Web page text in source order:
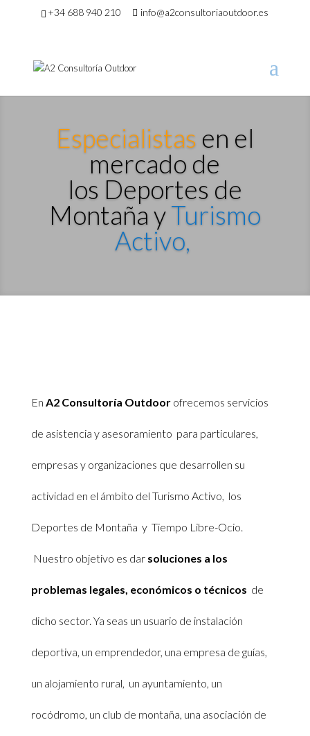
+34 688 940 210 info@a2consultoriaoutdoor.es
Especialistas en el
mercado de
los Deportes de
Montaña yTurismo
Activo,
En A2 Consultoría Outdoorofrecemos servicios
de asistencia y asesoramiento para particulares,
empresas y organizaciones que desarrollen su
actividad en el ámbito del Turismo Activo, los
Deportes de Montaña y Tiempo Libre-Ocio.
Nuestro objetivo es dar soluciones a los
problemas legales, económicos o técnicos de
dicho sector. Ya seas un usuario de instalación
deportiva, un emprendedor, una empresa de guías,
un alojamiento rural, un ayuntamiento, un
rocódromo, un club de montaña, una asociación de